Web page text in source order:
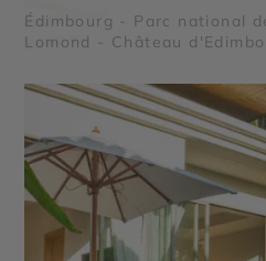
Édimbourg - Parc national
Lomond - Château